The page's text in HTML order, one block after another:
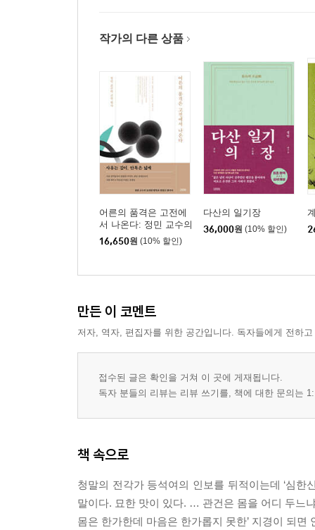
어묵찬금語墨讚擒
-말해야 할 때와 침묵해야 할 때
함장축언含章蓄言
-안으로 머금어 가만히 쌓아 두라
-아만을 버리고 참나를 돌아보다
습정투한習靜偸閑
-고요함을 익히고 한가로움을 훔쳐라
설니홍조雪泥鴻爪
-눈 진흙 위에 난 기러기의 발자국
제2부 공부의 칼끝
-십 년은 몰두해야 성취를 이룰 수 있다
피지상심披枝傷心
-곁가지를 쳐 내면 속줄기가 상한다
소년등과少年登科
-젊은 날의 출세는 큰 불행의 시작
-균형 잡힌 안목으로 핵심 역량을 길러라
찬승달초讚勝撻楚
-칭찬이 매질보다 훨씬 더 낫다
심입천출深入淺出
작가의 다른 상품
어른의 품격은 고전에
서 나온다: 정민 교수의
고전 필사
16,650원 (10% 할인)
다산의 일기장
36,000원 (10% 할인)
만든 이 코멘트
저자, 역자, 편집자를 위한 공간입니다. 독자들에게 전하
접수된 글은 확인을 거쳐 이 곳에 게재됩니다.
독자 분들의 리뷰는 리뷰 쓰기를, 책에 대한 문의는
책 속으로
청말의 전각가 등석여의 인보를 뒤적이는데 ‘심
말이다. 묘한 맛이 있다. … 관건은 몸을 어디 두느
몸은 한가한데 마음은 한가롭지 못한’ 지경이 되면